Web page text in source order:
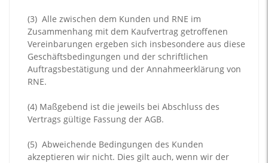
(3) Alle zwischen dem Kunden und RNE im
Zusammenhang mit dem Kaufvertrag getroffenen
Vereinbarungen ergeben sich insbesondere aus diese
Geschäftsbedingungen und der schriftlichen
Auftragsbestätigung und der Annahmeerklärung von
RNE.
(4) Maßgebend ist die jeweils bei Abschluss des
Vertrags gültige Fassung der AGB.
(5) Abweichende Bedingungen des Kunden
akzeptieren wir nicht. Dies gilt auch, wenn wir der